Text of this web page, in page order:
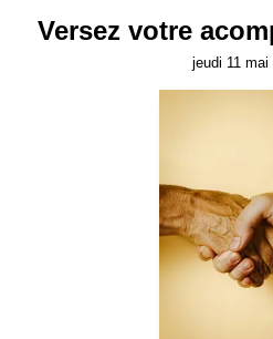
Versez votre
jeudi 11 mai